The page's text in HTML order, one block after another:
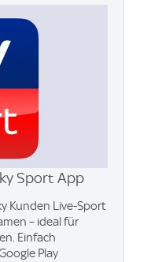
Sport App
Kunden Live-Sport
– ideal für
Einfach
Play